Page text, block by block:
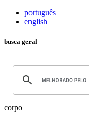
português
english
busca geral
corpo